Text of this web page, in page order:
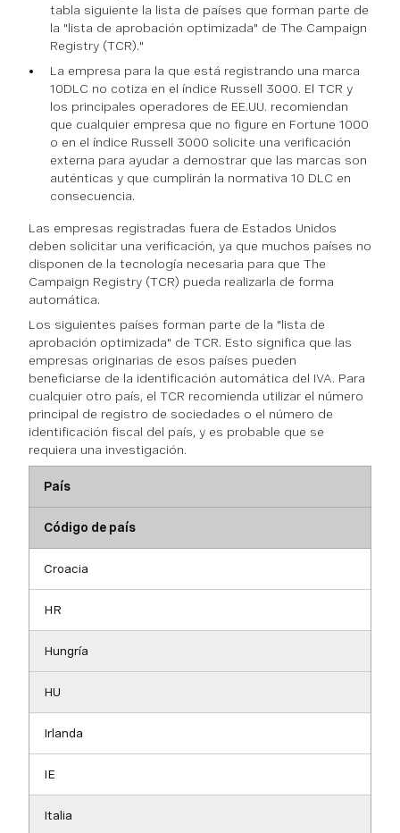
tabla siguiente la lista de países que forman parte de
la "lista de aprobación optimizada" de The Campaign
Registry (TCR)."
La empresa para la que está registrando una marca
10DLC no cotiza en el índice Russell 3000. El TCR y
los principales operadores de EE.UU. recomiendan
que cualquier empresa que no figure en Fortune 1000
o en el índice Russell 3000 solicite una verificación
externa para ayudar a demostrar que las marcas son
auténticas y que cumplirán la normativa 10 DLC en
consecuencia.
Las empresas registradas fuera de Estados Unidos
deben solicitar una verificación, ya que muchos países no
disponen de la tecnología necesaria para que The
Campaign Registry (TCR) pueda realizarla de forma
automática.
Los siguientes países forman parte de la "lista de
aprobación optimizada" de TCR. Esto significa que las
empresas originarias de esos países pueden
beneficiarse de la identificación automática del IVA. Para
cualquier otro país, el TCR recomienda utilizar el número
principal de registro de sociedades o el número de
identificación fiscal del país, y es probable que se
requiera una investigación.
País
Código de país
Croacia
HR
Hungría
HU
Irlanda
IE
Italia